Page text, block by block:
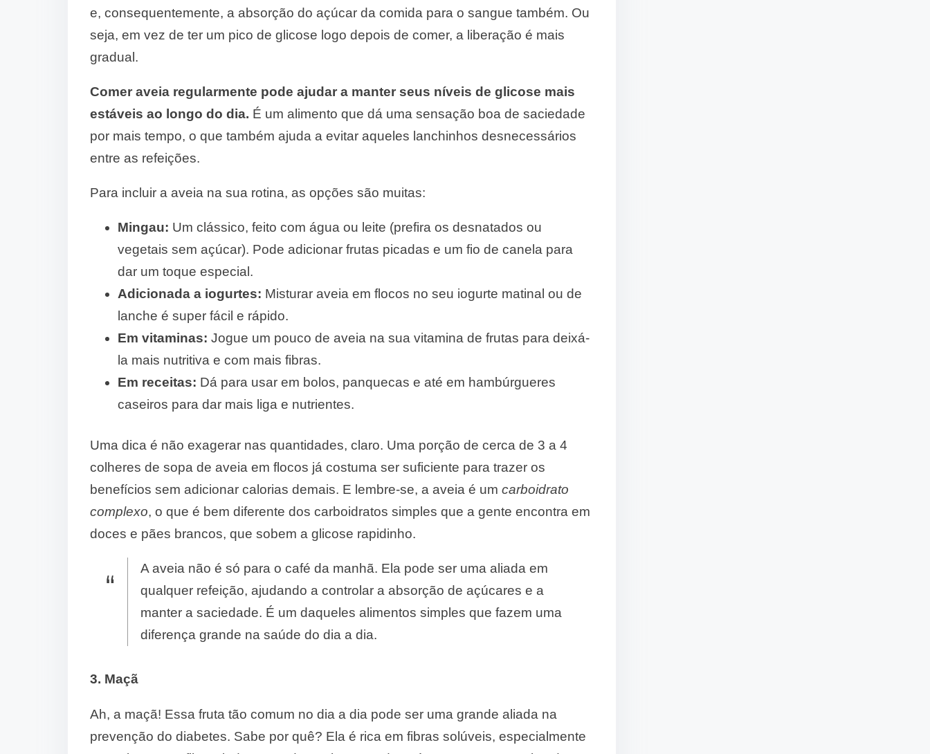
e, consequentemente, a absorção do açúcar da comida para o sangue também. Ou
seja, em vez de ter um pico de glicose logo depois de comer, a liberação é mais
gradual.
Comer aveia regularmente pode ajudar a manter seus níveis de glicose mais
estáveis ao longo do dia. É um alimento que dá uma sensação boa de saciedade
por mais tempo, o que também ajuda a evitar aqueles lanchinhos desnecessários
entre as refeições.
Para incluir a aveia na sua rotina, as opções são muitas:
Mingau: Um clássico, feito com água ou leite (prefira os desnatados ou
vegetais sem açúcar). Pode adicionar frutas picadas e um fio de canela para
dar um toque especial.
Adicionada a iogurtes: Misturar aveia em flocos no seu iogurte matinal ou de
lanche é super fácil e rápido.
Em vitaminas: Jogue um pouco de aveia na sua vitamina de frutas para deixá-
la mais nutritiva e com mais fibras.
Em receitas: Dá para usar em bolos, panquecas e até em hambúrgueres
caseiros para dar mais liga e nutrientes.
Uma dica é não exagerar nas quantidades, claro. Uma porção de cerca de 3 a 4
colheres de sopa de aveia em flocos já costuma ser suficiente para trazer os
benefícios sem adicionar calorias demais. E lembre-se, a aveia é um carboidrato
complexo, o que é bem diferente dos carboidratos simples que a gente encontra em
doces e pães brancos, que sobem a glicose rapidinho.
A aveia não é só para o café da manhã. Ela pode ser uma aliada em
qualquer refeição, ajudando a controlar a absorção de açúcares e a
manter a saciedade. É um daqueles alimentos simples que fazem uma
diferença grande na saúde do dia a dia.
3. Maçã
Ah, a maçã! Essa fruta tão comum no dia a dia pode ser uma grande aliada na
prevenção do diabetes. Sabe por quê? Ela é rica em fibras solúveis, especialmente